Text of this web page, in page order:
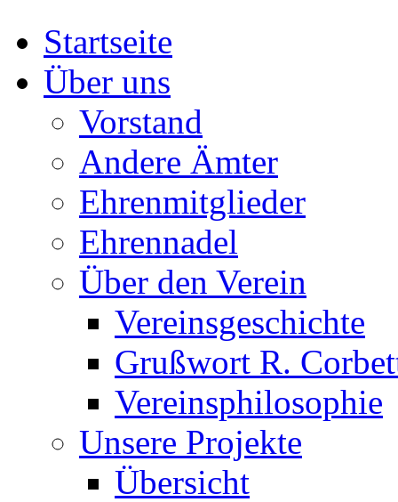
Startseite
Über uns
Vorstand
Andere Ämter
Ehrenmitglieder
Ehrennadel
Über den Verein
Vereinsgeschichte
Grußwort R.
Vereinsphilosophie
Unsere Projekte
Übersicht